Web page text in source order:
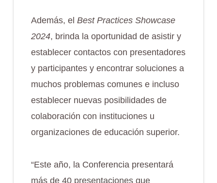
Además, el Best Practices Showcase
2024, brinda la oportunidad de asistir y
establecer contactos con presentadores
y participantes y encontrar soluciones a
muchos problemas comunes e incluso
establecer nuevas posibilidades de
colaboración con instituciones u
organizaciones de educación superior.
“Este año, la Conferencia presentará
más de 40 presentaciones que